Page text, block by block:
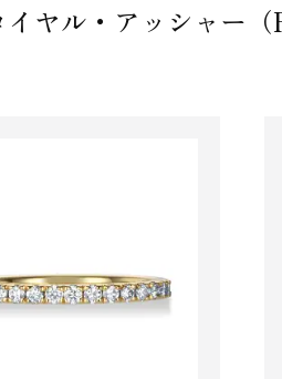
イヤル・アッシャー